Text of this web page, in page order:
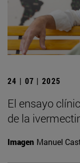
24 | 07 | 2025
El ensayo
de la
Imagen Manuel